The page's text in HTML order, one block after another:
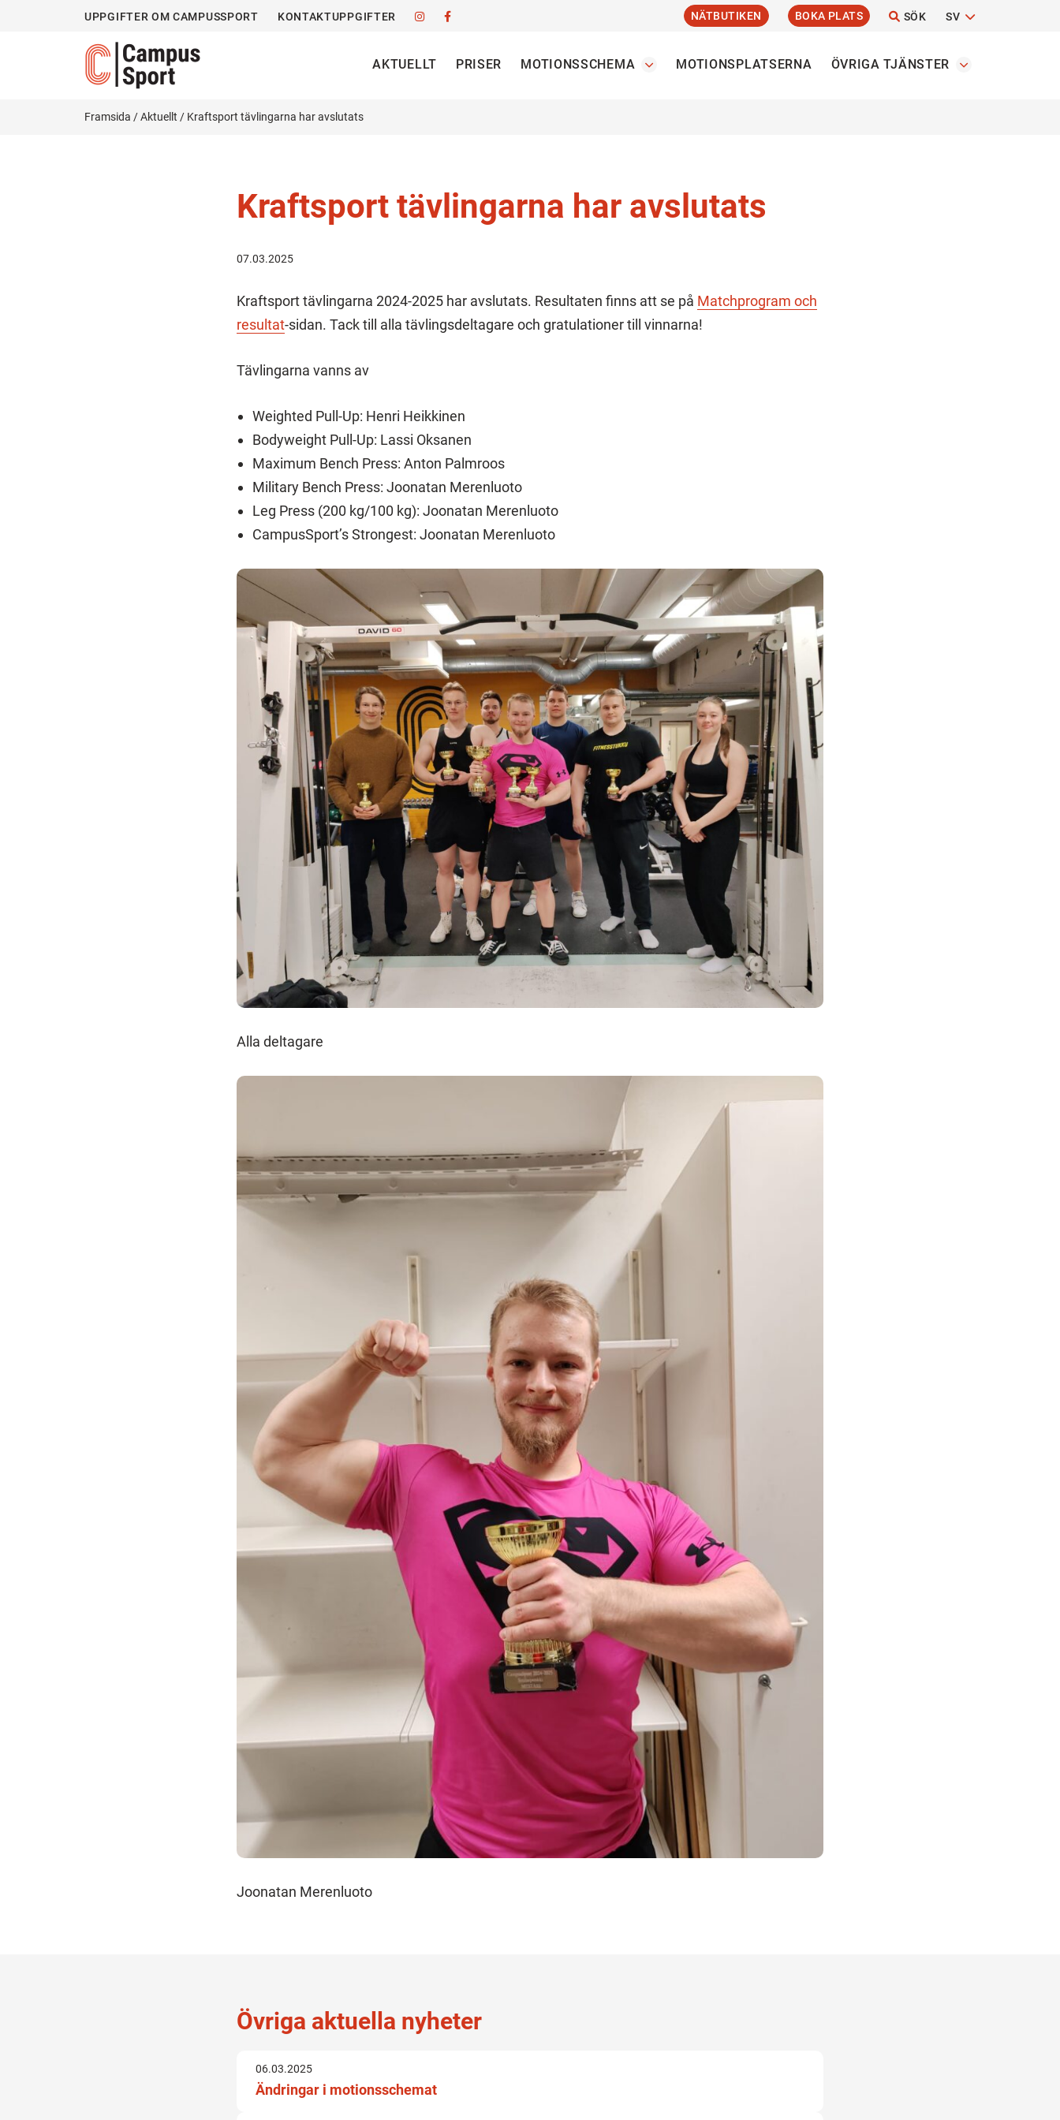
UPPGIFTER OM CAMPUSSPORT KONTAKTUPPGIFTER NÄTBUTIKEN BOKA PLATS SÖK SV
AKTUELLT PRISER MOTIONSSCHEMA MOTIONSPLATSERNA ÖVRIGA TJÄNSTER
Framsida /Aktuellt / Kraftsport tävlingarna har avslutats
Kraftsport tävlingarna har avslutats
07.03.2025
Kraftsport tävlingarna 2024-2025 har avslutats. Resultaten finns att se på Matchprogram och
resultat-sidan. Tack till alla tävlingsdeltagare och gratulationer till vinnarna!
Tävlingarna vanns av
Weighted Pull-Up: Henri Heikkinen
Bodyweight Pull-Up: Lassi Oksanen
Maximum Bench Press: Anton Palmroos
Military Bench Press: Joonatan Merenluoto
Leg Press (200 kg/100 kg): Joonatan Merenluoto
CampusSport’s Strongest: Joonatan Merenluoto
Alla deltagare
Joonatan Merenluoto
Övriga aktuella nyheter
06.03.2025
Ändringar i motionsschemat